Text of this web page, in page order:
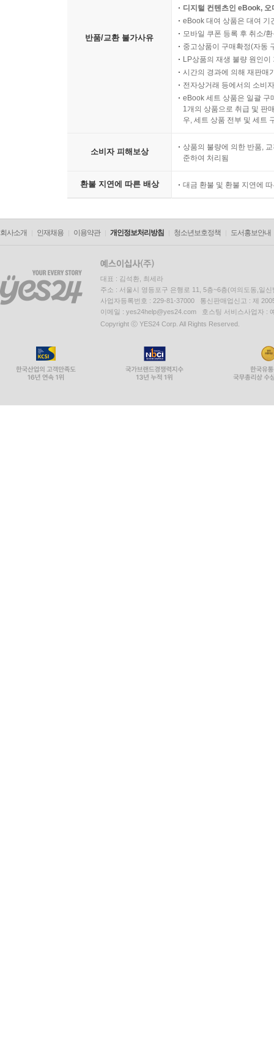
반품/교환 불가사유
디지털 컨텐츠인 eBook,
eBook 대여 상품은 대여 기
모바일 쿠폰 등록 후 취소/
중고상품이 구매확정(자동
LP상품의 재생 불량 원인
시간의 경과에 의해 재판매
전자상거래 등에서의 소비
eBook 세트 상품은 일괄 구
1개의 상품으로 취급 및 판
우, 세트 상품 전부 및 세트
소비자 피해보상
상품의 불량에 의한 반품,
준하여 처리됨
환불 지연에 따른 배상 대금 환불 및 환불 지연에
회사소개 인재채용 이용약관 개인정보처리방침 청소년보호정책 도서홍보안내
대표 : 김석환, 최세라
주소 : 서울시 영등포구 은행로 11, 5층~6층(여의도동,일신
사업자등록번호 : 229-81-37000 통신판매업신고 : 제
이메일 : yes24help@yes24.com 호스팅 서비스사업자 :
Copyright ⓒ YES24 Corp. All Rights Reserved.